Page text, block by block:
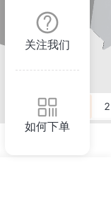
关注我们
如何下单